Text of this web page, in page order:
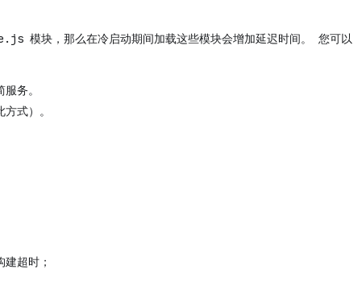
模块，那么在冷启动期间加载这些模块会增加延迟时间。 您可以
务。
式）。
超时；